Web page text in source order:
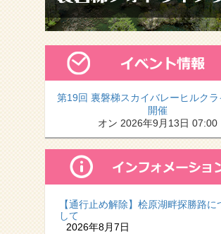
第19回 裏磐梯スカイバレーヒルクラ
開催
オン 2026年9月13日 07:00
【通行止め解除】桧原湖畔探勝路に
して
2026年8月7日